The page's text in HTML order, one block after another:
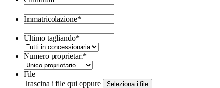
Immatricolazione*
Ultimo tagliando*
Numero proprietari*
File
Trascina i file qui oppure
Seleziona i file